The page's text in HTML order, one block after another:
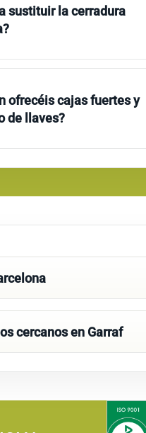
sustituir la cerradura
ofrecéis cajas fuertes y
de llaves?
cercanos en Garraf